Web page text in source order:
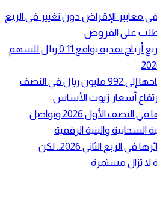
معايير الإقراض دون تغيير في الربع
على القروض
ثوب الأصيل تقر توزيع أرباح نقدية بواقع 0.11 ريال للسهم
لوبريف تضاعف أرباحها إلى 992 مليون ريال في النصف
stc تؤكد قوة أدائها في النصف الأول 2026 وتواصل
والبنية الرقمية
سابك تقلص خسائرها في الربع الثاني 2026.. لكن
تزال مستمرة